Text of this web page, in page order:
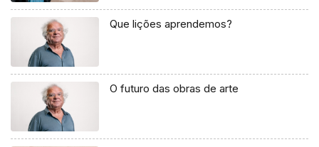
Que lições aprendemos?
O futuro das obras de arte